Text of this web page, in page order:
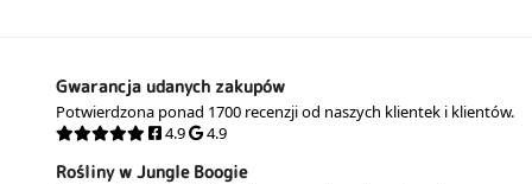
Gwarancja udanych zakupów
Potwierdzona ponad 1700 recenzji od naszych klientek i klientów.
4.9
4.9
Rośliny w Jungle Boogie